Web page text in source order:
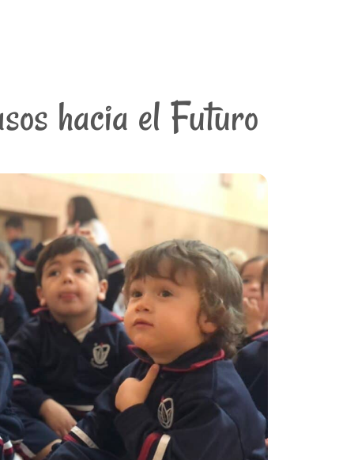
hacia el Futuro